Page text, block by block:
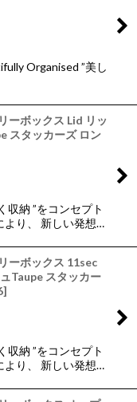
Organised ”美し
ーボックス Lid リッ
スタッカーズ ロン
収納 ”をコンセプト
より、 新しい発想…
ーボックス 11sec
Taupe スタッカー
]
収納 ”をコンセプト
より、 新しい発想…